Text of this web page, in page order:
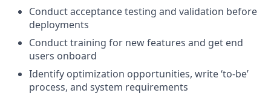
Conduct acceptance testing and validation before
deployments
Conduct training for new features and get end
users onboard
Identify optimization opportunities, write ‘to-be’
process, and system requirements